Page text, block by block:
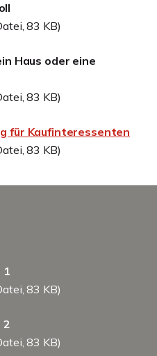
83 KB)
Haus oder eine
83 KB)
für Kaufinteressenten
83 KB)
1
83 KB)
2
83 KB)